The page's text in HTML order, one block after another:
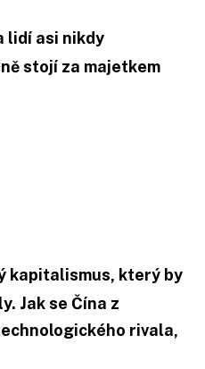
lidí asi nikdy
stojí za majetkem
kapitalismus, který by
Jak se Čína z
rivala,